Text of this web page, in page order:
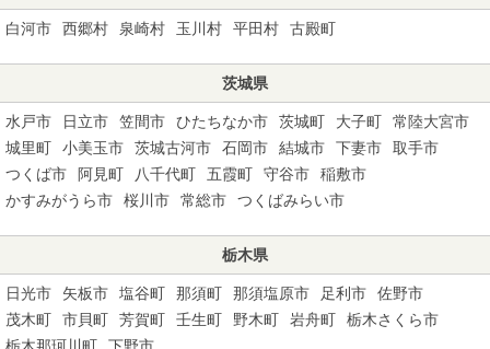
白河市 西郷村 泉崎村 玉川村 平田村 古殿町
茨城県
水戸市 日立市 笠間市 ひたちなか市 茨城町 大子町
常陸大宮市
城里町
小美玉市 茨城古河市 石岡市 結城市 下妻市
取手市
つくば市
阿見町 八千代町 五霞町 守谷市
稲敷市
かすみがうら市
桜川市 常総市 つくばみらい市
栃木県
日光市 矢板市 塩谷町 那須町 那須塩原市 足利市
佐野市
茂木町
市貝町 芳賀町 壬生町 野木町 岩舟町
栃木さくら市
栃木那珂川町
下野市